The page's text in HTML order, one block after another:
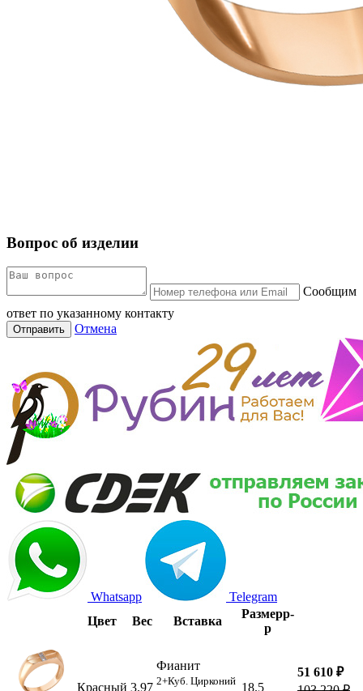
Вопрос об изделии
Сообщим
ответ по указанному контакту
Отправить Отмена
Whatsapp
Telegram
Цвет
Вес Вставка
Размерр-
р
Красный 3.97
Фианит
2+Куб. Цирконий 18.5
51 610 ₽